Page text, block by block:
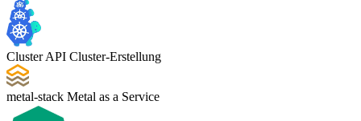
Cluster API Cluster-Erstellung
metal-stack Metal as a Service